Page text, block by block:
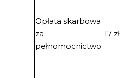
Opłata skarbowa
za
pełnomocnictwo
17 zł